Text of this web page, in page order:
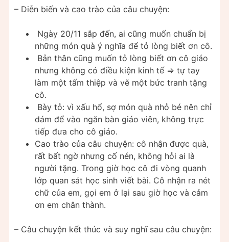
– Diễn biến và cao trào của câu chuyện:
Ngày 20/11 sắp đến, ai cũng muốn chuẩn bị
những món quà ý nghĩa để tỏ lòng biết ơn cô.
Bản thân cũng muốn tỏ lòng biết ơn cô giáo
nhưng không có điều kiện kinh tế ⇒ tự tay
làm một tấm thiệp và vẽ một bức tranh tặng
cô.
Bày tỏ: vì xấu hổ, sợ món quà nhỏ bé nên chỉ
dám để vào ngăn bàn giáo viên, không trực
tiếp đưa cho cô giáo.
Cao trào của câu chuyện: cô nhận được quà,
rất bất ngờ nhưng cố nén, không hỏi ai là
người tặng. Trong giờ học cô đi vòng quanh
lớp quan sát học sinh viết bài. Cô nhận ra nét
chữ của em, gọi em ở lại sau giờ học và cảm
ơn em chân thành.
– Câu chuyện kết thúc và suy nghĩ sau câu chuyện: